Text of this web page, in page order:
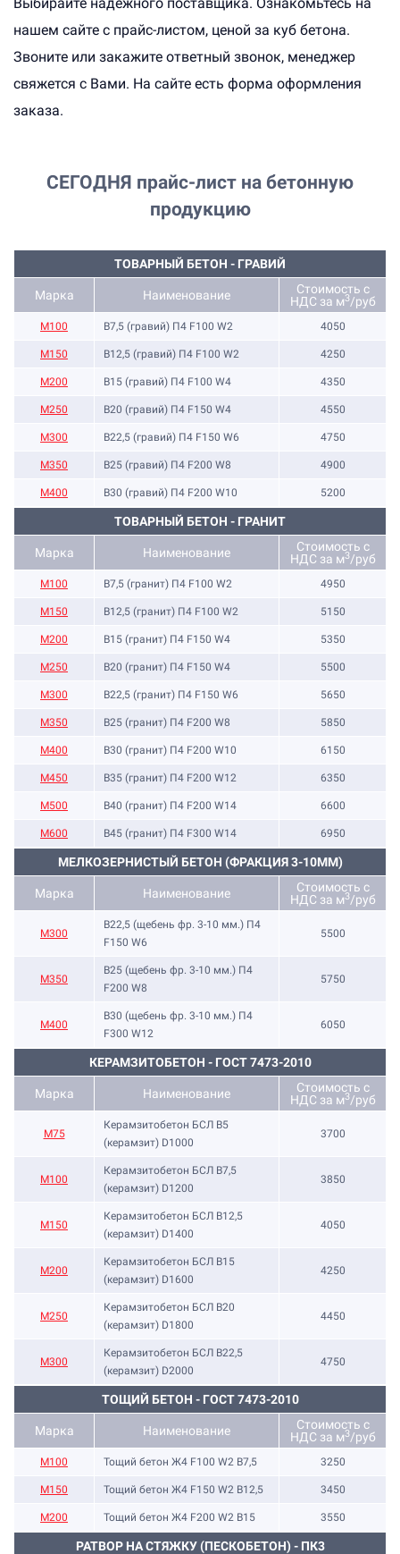
нашем сайте с прайс-листом, ценой за куб бетона.
Звоните или закажите ответный звонок, менеджер
свяжется с Вами. На сайте есть форма оформления
заказа.
СЕГОДНЯ прайс-лист на бетонную
продукцию
ТОВАРНЫЙ БЕТОН - ГРАВИЙ
Марка Наименование
Стоимость с
НДС за м3/руб
M100 B7,5 (гравий) П4 F100 W2 4050
М150 B12,5 (гравий) П4 F100 W2 4250
М200 B15 (гравий) П4 F100 W4 4350
М250 B20 (гравий) П4 F150 W4 4550
М300 B22,5 (гравий) П4 F150 W6 4750
М350 B25 (гравий) П4 F200 W8 4900
М400 B30 (гравий) П4 F200 W10 5200
ТОВАРНЫЙ БЕТОН - ГРАНИТ
Марка Наименование
Стоимость с
НДС за м3/руб
M100 B7,5 (гранит) П4 F100 W2 4950
M150 B12,5 (гранит) П4 F100 W2 5150
М200 B15 (гранит) П4 F150 W4 5350
М250 B20 (гранит) П4 F150 W4 5500
М300 B22,5 (гранит) П4 F150 W6 5650
М350 B25 (гранит) П4 F200 W8 5850
М400 B30 (гранит) П4 F200 W10 6150
М450 B35 (гранит) П4 F200 W12 6350
М500 B40 (гранит) П4 F200 W14 6600
М600 B45 (гранит) П4 F300 W14 6950
МЕЛКОЗЕРНИСТЫЙ БЕТОН (ФРАКЦИЯ 3-10ММ)
Марка Наименование
Стоимость с
НДС за м3/руб
М300
B22,5 (щебень фр. 3-10 мм.) П4
F150 W6
5500
М350
B25 (щебень фр. 3-10 мм.) П4
F200 W8
5750
М400
B30 (щебень фр. 3-10 мм.) П4
F300 W12
6050
КЕРАМЗИТОБЕТОН - ГОСТ 7473-2010
Марка Наименование
Стоимость с
НДС за м3/руб
М75
Керамзитобетон БСЛ В5
(керамзит) D1000
3700
М100
Керамзитобетон БСЛ В7,5
(керамзит) D1200
3850
М150
Керамзитобетон БСЛ В12,5
(керамзит) D1400
4050
М200
Керамзитобетон БСЛ В15
(керамзит) D1600
4250
М250
Керамзитобетон БСЛ В20
(керамзит) D1800
4450
М300
Керамзитобетон БСЛ В22,5
(керамзит) D2000
4750
ТОЩИЙ БЕТОН - ГОСТ 7473-2010
Марка Наименование
Стоимость с
НДС за м3/руб
М100 Тощий бетон Ж4 F100 W2 В7,5 3250
М150 Тощий бетон Ж4 F150 W2 В12,5 3450
М200 Тощий бетон Ж4 F200 W2 В15 3550
РАТВОР НА СТЯЖКУ (ПЕСКОБЕТОН) - ПК3